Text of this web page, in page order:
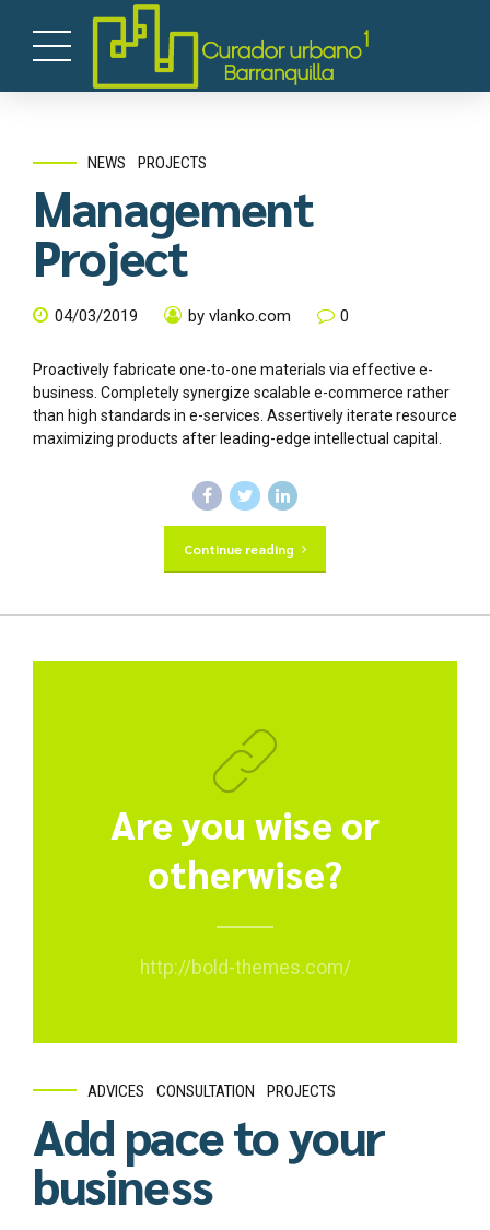
NEWS PROJECTS
Management
Project
04/03/2019 by vlanko.com 0
Proactively fabricate one-to-one materials via effective e-
business. Completely synergize scalable e-commerce rather
than high standards in e-services. Assertively iterate resource
maximizing products after leading-edge intellectual capital.
Continue reading
Are you wise or
otherwise?
http://bold-themes.com/
ADVICES CONSULTATION PROJECTS
Add pace to your
business